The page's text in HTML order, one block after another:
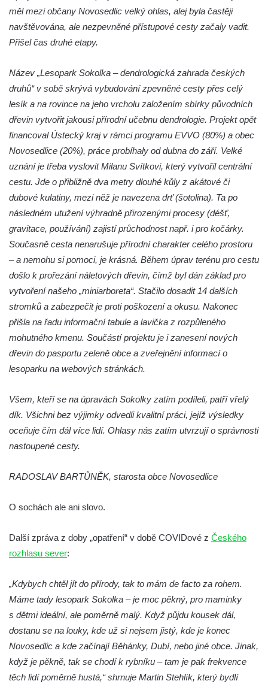
Socha svatého Vincence Ferrerského na
nádvoří kláštera dominikánů v Českých
kláštera dominikánů v Českých
Budějovicích
Socha svatého Josefa na nádvoří kláštera
dominikánů v Českých Budějovicích
Socha svaté Anny na nádvoří kláštera
dominikánů v Českých Budějovicích
Socha svatého Dominika na nádvoří
kláštera dominikánů v Českých
Budějovicích
Sousoší Kalvárie před klášterem
dominikánů u Piaristického náměstí v
Českých Budějovicích
Socha svatého Václava u pramene v
Semilech
Pamětní deska Tomáše Garrigue Masaryka
na radnici v Českých Budějovicích
Pamětní deska na biskupské rezidenci v
Českých Budějovicích
Pamětní deska Josefa Hloucha na
Budějovicích
Socha žáby u rybníčku na Náměstí v
Újezd a Krauchthal v parku na Náměstí v
Socha na náměstí J. V. Kamarýta ve
Pomník J. V. Kamarýta v Krumlovské ulici ve
Velešíně
vstupu do poutního místa Římov
Pamětní deska Vojtěcha Kocmicha na
domě čp. 37 v ulici Betlém v Římově
Pomník na paměť zrušení roboty v Plavu
měl mezi občany Novosedlic velký ohlas, alej byla častěji
navštěvována, ale nezpevněné přístupové cesty začaly vadit.
Přišel čas druhé etapy.
Název „Lesopark Sokolka – dendrologická zahrada českých
druhů“ v sobě skrývá vybudování zpevněné cesty přes celý
lesík a na rovince na jeho vrcholu založením sbírky původních
dřevin vytvořit jakousi přírodní učebnu dendrologie. Projekt opět
financoval Ústecký kraj v rámci programu EVVO (80%) a obec
Novosedlice (20%), práce probíhaly od dubna do září. Velké
uznání je třeba vyslovit Milanu Svítkovi, který vytvořil centrální
cestu. Jde o přibližně dva metry dlouhé kůly z akátové či
dubové kulatiny, mezi něž je navezena drť (šotolina). Ta po
následném utužení výhradně přirozenými procesy (déšť,
gravitace, používání) zajistí průchodnost např. i pro kočárky.
Současně cesta nenarušuje přírodní charakter celého prostoru
– a nemohu si pomoci, je krásná. Během úprav terénu pro cestu
došlo k prořezání náletových dřevin, čímž byl dán základ pro
vytvoření našeho „miniarboreta“. Stačilo dosadit 14 dalších
stromků a zabezpečit je proti poškození a okusu. Nakonec
přišla na řadu informační tabule a lavička z rozpůleného
mohutného kmenu. Součástí projektu je i zanesení nových
dřevin do pasportu zeleně obce a zveřejnění informací o
lesoparku na webových stránkách.
Všem, kteří se na úpravách Sokolky zatím podíleli, patří vřelý
dík. Všichni bez výjimky odvedli kvalitní práci, jejíž výsledky
oceňuje čím dál více lidí. Ohlasy nás zatím utvrzují o správnosti
nastoupené cesty.
RADOSLAV BARTŮNĚK, starosta obce Novosedlice
O sochách ale ani slovo.
Další zpráva z doby „opatření“ v době COVIDové z Českého
rozhlasu sever:
„Kdybych chtěl jít do přírody, tak to mám de facto za rohem.
Máme tady lesopark Sokolka – je moc pěkný, pro maminky
s dětmi ideální, ale poměrně malý. Když půjdu kousek dál,
dostanu se na louky, kde už si nejsem jistý, kde je konec
Novosedlic a kde začínají Běhánky, Dubí, nebo jiné obce. Jinak,
když je pěkně, tak se chodí k rybníku – tam je pak frekvence
těch lidí poměrně hustá,“ shrnuje Martin Stehlík, který bydlí